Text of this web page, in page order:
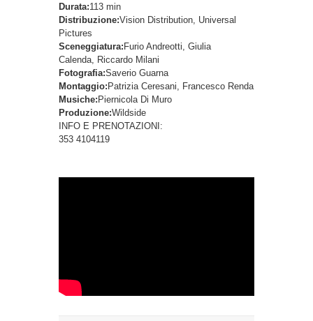
Durata:113 min
Distribuzione:Vision Distribution, Universal
Pictures
Sceneggiatura: Furio Andreotti, Giulia
Calenda, Riccardo Milani
Fotografia:Saverio Guarna
Montaggio: Patrizia Ceresani, Francesco Renda
Musiche: Piernicola Di Muro
Produzione:Wildside
INFO E PRENOTAZIONI:
353 4104119